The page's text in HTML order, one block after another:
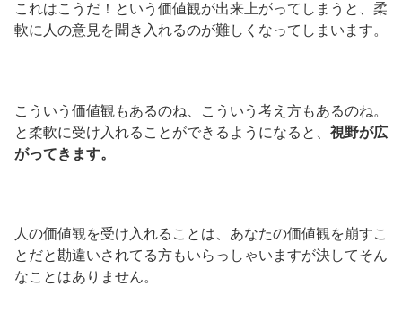
これはこうだ！という価値観が出来上がってしまうと、柔
軟に人の意見を聞き入れるのが難しくなってしまいます。
こういう価値観もあるのね、こういう考え方もあるのね。
と柔軟に受け入れることができるようになると、 視野が広
がってきます。
人の価値観を受け入れることは、あなたの価値観を崩すこ
とだと勘違いされてる方もいらっしゃいますが決してそん
なことはありません。